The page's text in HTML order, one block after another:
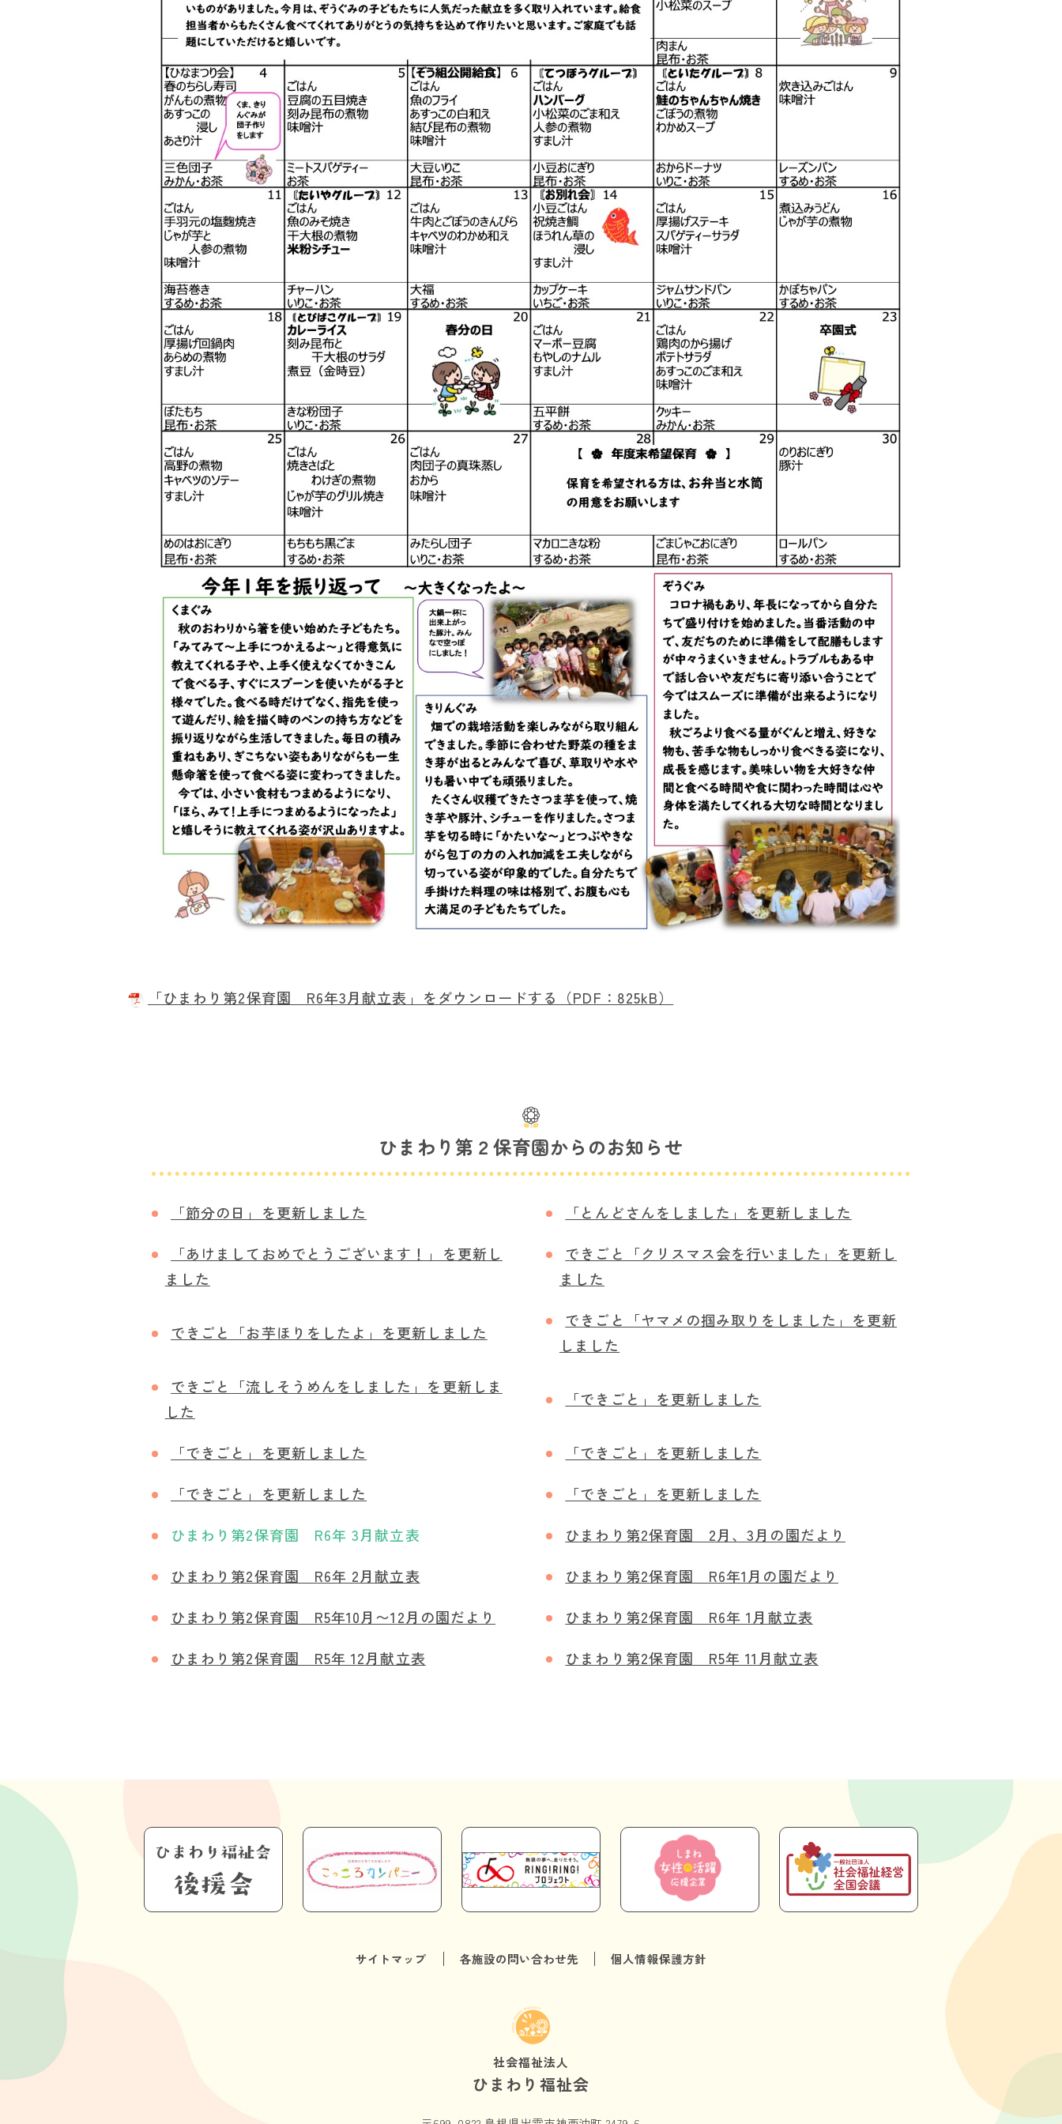
「ひまわり第2保育園 R6年3月献立表」をダウンロードする（PDF：825kB）
ひまわり第２保育園からのお知らせ
「節分の日」を更新しました
「とんどさんをしました」を更新しました
「あけましておめでとうございます！」を更新し
ました
できごと「クリスマス会を行いました」を更新し
ました
できごと「お芋ほりをしたよ」を更新しました
できごと「ヤマメの掴み取りをしました」を更新
しました
できごと「流しそうめんをしました」を更新しま
した
「できごと」を更新しました
「できごと」を更新しました
「できごと」を更新しました
「できごと」を更新しました
「できごと」を更新しました
ひまわり第2保育園 R6年 3月献立表
ひまわり第2保育園 2月、3月の園だより
ひまわり第2保育園 R6年 2月献立表
ひまわり第2保育園 R6年1月の園だより
ひまわり第2保育園 R5年10月〜12月の園だより
ひまわり第2保育園 R6年 1月献立表
ひまわり第2保育園 R5年 12月献立表
ひまわり第2保育園 R5年 11月献立表
サイトマップ 各施設の問い合わせ先 個人情報保護方針
社会福祉法人
ひまわり福祉会